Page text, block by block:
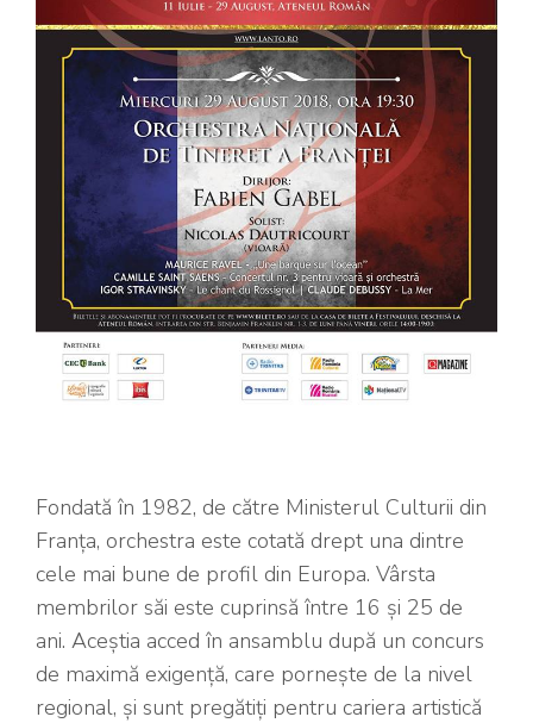
Fondată în 1982, de către Ministerul Culturii din
Franța, orchestra este cotată drept una dintre
cele mai bune de profil din Europa. Vârsta
membrilor săi este cuprinsă între 16 și 25 de
ani. Aceștia acced în ansamblu după un concurs
de maximă exigență, care pornește de la nivel
regional, și sunt pregătiți pentru cariera artistică